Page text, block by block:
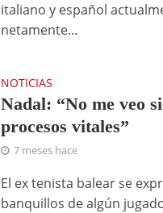
italiano y español
netamente...
NOTICIAS
Nadal: “No me veo
procesos vitales”
7 meses hace
El ex tenista balear se
banquillos de algún